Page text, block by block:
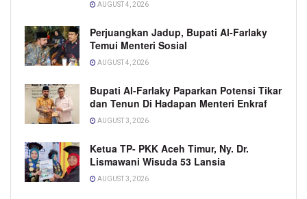
AUGUST 4, 2026
Perjuangkan Jadup, Bupati Al-Farlaky
Temui Menteri Sosial
AUGUST 4, 2026
Bupati Al-Farlaky Paparkan Potensi Tikar
dan Tenun Di Hadapan Menteri Enkraf
AUGUST 3, 2026
Ketua TP- PKK Aceh Timur, Ny. Dr.
Lismawani Wisuda 53 Lansia
AUGUST 3, 2026